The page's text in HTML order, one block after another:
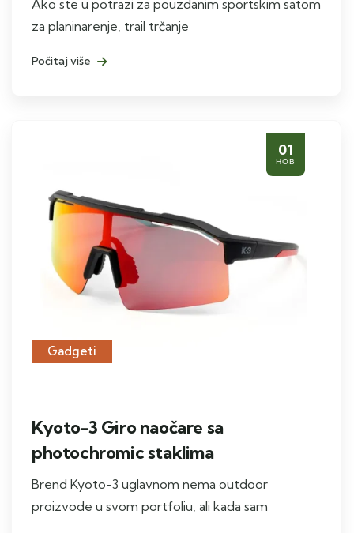
Ako ste u potrazi za pouzdanim sportskim satom
za planinarenje, trail trčanje
Počitaj više
01
НОВ
Gadgeti
Kyoto-3 Giro naočare sa
photochromic staklima
Brend Kyoto-3 uglavnom nema outdoor
proizvode u svom portfoliu, ali kada sam